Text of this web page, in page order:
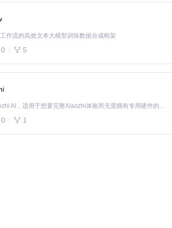
作流的高效文本大模型训练数据合成框架
0 5
基于Python的Xiaozhi AI，适用于想要完整Xiaozhi体验而无需拥有专用硬件的用户。
0 1